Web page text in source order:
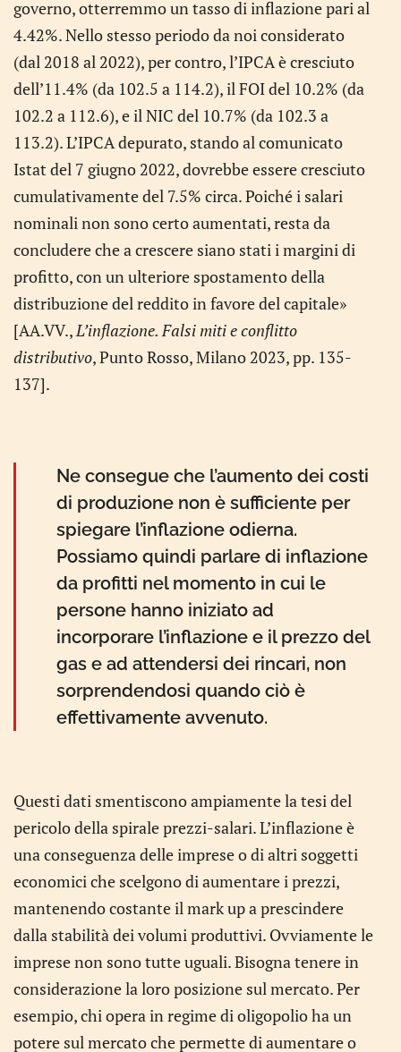
governo, otterremmo un tasso di inflazione pari al
4.42%. Nello stesso periodo da noi considerato
(dal 2018 al 2022), per contro, l’IPCA è cresciuto
dell’11.4% (da 102.5 a 114.2), il FOI del 10.2% (da
102.2 a 112.6), e il NIC del 10.7% (da 102.3 a
113.2). L’IPCA depurato, stando al comunicato
Istat del 7 giugno 2022, dovrebbe essere cresciuto
cumulativamente del 7.5% circa. Poiché i salari
nominali non sono certo aumentati, resta da
concludere che a crescere siano stati i margini di
profitto, con un ulteriore spostamento della
distribuzione del reddito in favore del capitale»
[AA.VV.,L’inflazione. Falsi miti e conflitto
distributivo, Punto Rosso, Milano 2023, pp. 135-
137].
Ne consegue che l’aumento dei costi
di produzione non è sufficiente per
spiegare l’inflazione odierna.
Possiamo quindi parlare di inflazione
da profitti nel momento in cui le
persone hanno iniziato ad
incorporare l’inflazione e il prezzo del
gas e ad attendersi dei rincari, non
sorprendendosi quando ciò è
effettivamente avvenuto.
Questi dati smentiscono ampiamente la tesi del
pericolo della spirale prezzi-salari. L’inflazione è
una conseguenza delle imprese o di altri soggetti
economici che scelgono di aumentare i prezzi,
mantenendo costante il mark up a prescindere
dalla stabilità dei volumi produttivi. Ovviamente le
imprese non sono tutte uguali. Bisogna tenere in
considerazione la loro posizione sul mercato. Per
esempio, chi opera in regime di oligopolio ha un
potere sul mercato che permette di aumentare o